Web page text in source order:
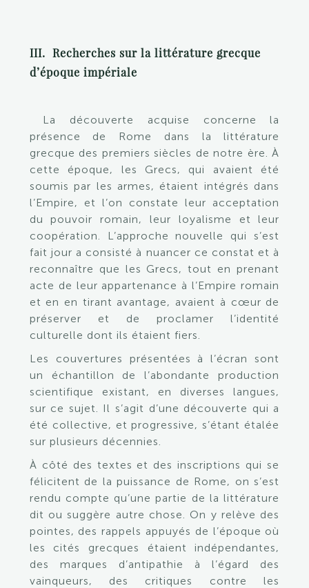
III. Recherches sur la littérature grecque
d’époque impériale
La découverte acquise concerne la
présence de Rome dans la littérature
grecque des premiers siècles de notre ère. À
cette époque, les Grecs, qui avaient été
soumis par les armes, étaient intégrés dans
l’Empire, et l’on constate leur acceptation
du pouvoir romain, leur loyalisme et leur
coopération. L’approche nouvelle qui s’est
fait jour a consisté à nuancer ce constat et à
reconnaître que les Grecs, tout en prenant
acte de leur appartenance à l’Empire romain
et en en tirant avantage, avaient à cœur de
préserver et de proclamer l’identité
culturelle dont ils étaient fiers.
Les couvertures présentées à l’écran sont
un échantillon de l’abondante production
scientifique existant, en diverses langues,
sur ce sujet. Il s’agit d’une découverte qui a
été collective, et progressive, s’étant étalée
sur plusieurs décennies.
À côté des textes et des inscriptions qui se
félicitent de la puissance de Rome, on s’est
rendu compte qu’une partie de la littérature
dit ou suggère autre chose. On y relève des
pointes, des rappels appuyés de l’époque où
les cités grecques étaient indépendantes,
des marques d’antipathie à l’égard des
vainqueurs, des critiques contre les